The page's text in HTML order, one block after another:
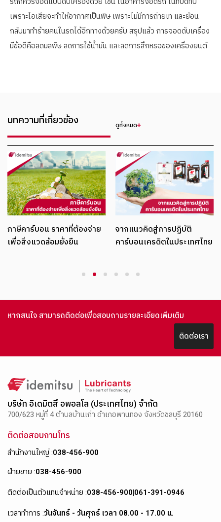
เพราะไอเสียจะทำให้อากาศเป็นพิษ เพราะไม่มีการถ่ายเท และย้อน
กลับมาทำร้ายคนในรถได้อีกทางด้วยครับ สรุปแล้ว การจอดดับเครื่อง
มีข้อดีคือลดมลพิษ ลดการใช้น้ำมัน และลดการสึกหรอของเครื่องยนต์
บทความที่เกี่ยวข้อง ดูทั้งหมด
ภาษีคาร์บอน ราคาที่ต้องจ่าย
เพื่อสิ่งแวดล้อมยั่งยืน
จากแนวคิดสู่การปฏิบัติ
คาร์บอนเครดิตในประเทศไทย
หากสนใจ สามารถติดต่อเพื่อสอบถามรายละเอียดเพิ่มเติม
ติดต่อเรา
บริษัท อิเดมิตสึ อพอลโล (ประเทศไทย) จำกัด
700/623 หมู่ที่ 4 ตำบลบ้านเก่า อำเภอพานทอง จังหวัดชลบุรี 20160
ติดต่อสอบถามโทร
สำนักงานใหญ่ :038-456-900
ฝ่ายขาย :038-456-900
ติดต่อเป็นตัวแทนจำหน่าย :038-456-900|061-391-0946
เวลาทำการ :วันจันทร์ - วันศุกร์ เวลา 08.00 - 17.00 น.